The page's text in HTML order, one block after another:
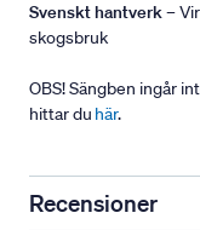
Svenskt hantverk–
skogsbruk
OBS! Sängben ingår
hittar du här.
Recensioner